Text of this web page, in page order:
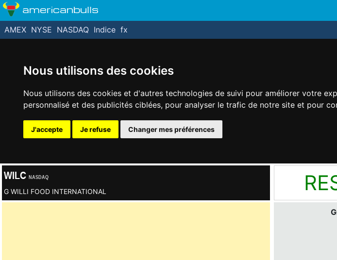
Nous utilisons des cookies
Nous utilisons des cookies et d'autres technologies de suivi pour améliorer votre
personnalisé et des publicités ciblées, pour analyser le trafic de notre site et pour
J'accepte Je refuse Changer mes préférences
americanbulls
AMEX NYSE NASDAQ Indice fx
WILC NASDAQ
G WILLI FOOD INTERNATIONAL